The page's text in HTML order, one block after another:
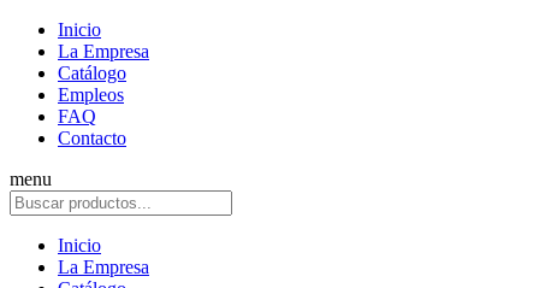
Inicio
La Empresa
Catálogo
Empleos
FAQ
Contacto
menu
Inicio
La Empresa